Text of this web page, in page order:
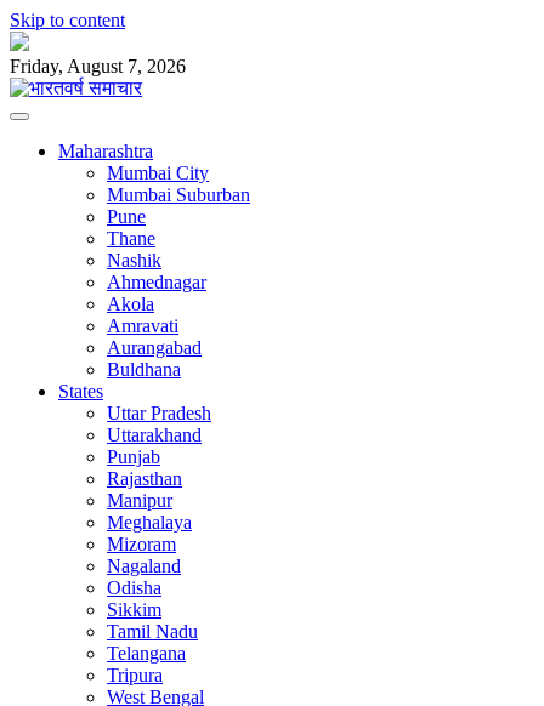
Skip to content
Friday, August 7, 2026
Maharashtra
Mumbai City
Mumbai Suburban
Pune
Thane
Nashik
Ahmednagar
Akola
Amravati
Aurangabad
Buldhana
States
Uttar Pradesh
Uttarakhand
Punjab
Rajasthan
Manipur
Meghalaya
Mizoram
Nagaland
Odisha
Sikkim
Tamil Nadu
Telangana
Tripura
West Bengal